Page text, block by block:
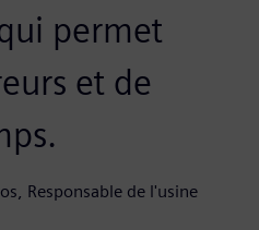
permet
et de
Responsable de l'usine